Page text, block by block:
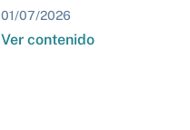
01/07/2026
Ver contenido